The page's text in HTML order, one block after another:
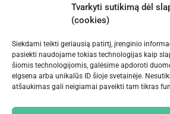
Tvarkyti sutikimą dėl
(cookies)
Siekdami teikti geriausią patirtį, įrenginio
pasiekti naudojame tokias technologijas kaip
šiomis technologijomis, galėsime apdoroti
elgsena arba unikalūs ID šioje svetainėje.
atšaukimas gali neigiamai paveikti tam tikras
ID
Ri
i
pa
kti
in
di
du
Po
da
ro
s
ap
m